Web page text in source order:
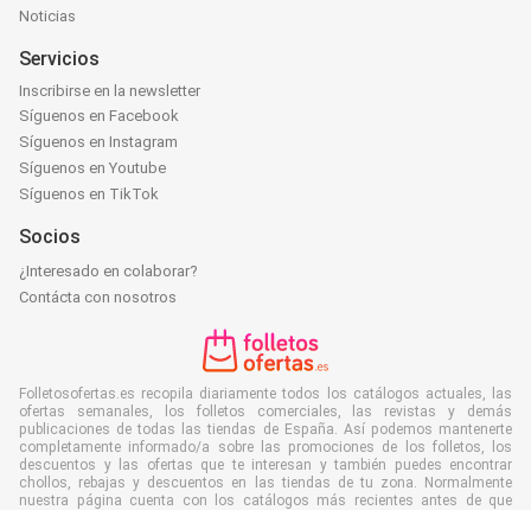
Noticias
Servicios
Inscribirse en la newsletter
Síguenos en Facebook
Síguenos en Instagram
Síguenos en Youtube
Síguenos en TikTok
Socios
¿Interesado en colaborar?
Contácta con nosotros
Folletosofertas.es recopila diariamente todos los catálogos actuales, las
ofertas semanales, los folletos comerciales, las revistas y demás
publicaciones de todas las tiendas de España. Así podemos mantenerte
completamente informado/a sobre las promociones de los folletos, los
descuentos y las ofertas que te interesan y también puedes encontrar
chollos, rebajas y descuentos en las tiendas de tu zona. Normalmente
nuestra página cuenta con los catálogos más recientes antes de que